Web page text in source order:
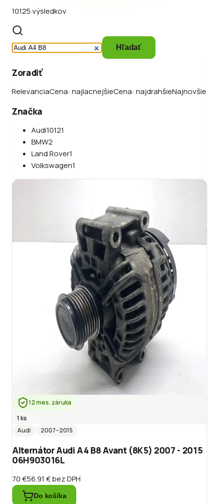
10125 výsledkov
Hľadať
Zoradiť
RelevanciaCena: najlacnejšieCena: najdrahšieNajnovšie
Značka
Audi10121
BMW2
Land Rover1
Volkswagen1
12 mes. záruka
1 ks
Audi
2007–2015
Alternátor Audi A4 B8 Avant (8K5) 2007 - 2015
06H903016L
70 €56.91 €bez DPH
Do košíka